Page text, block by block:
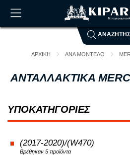
Το καλάθι
ΑΡΧΙΚΗ ΑΝΑ ΜΟΝΤΕΛΟ
ΑΝΤΑΛΛΑΚΤΙΚΑ
ΥΠΟΚΑΤΗΓΟΡΙΕΣ
(2017-2020)/(W470)
Βρέθηκαν 5 προϊόντα